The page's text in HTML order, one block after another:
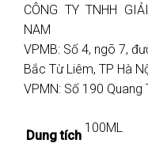
CÔNG TY TNHH
NAM
VPMB: Số 4, ngõ 7,
Bắc Từ Liêm, TP Hà
VPMN: Số 190 Quang
Dung tích
100ML